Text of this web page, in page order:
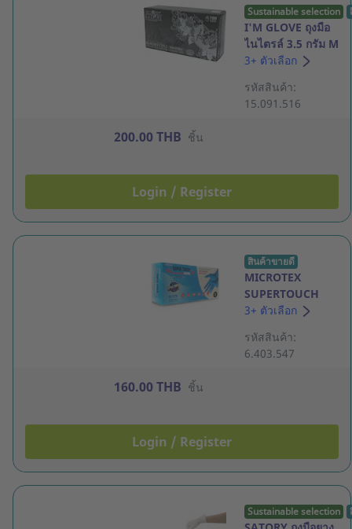
Sustainable selection
I'M GLOVE ถุงมือ
ไนไตรล์ 3.5 กรัม M
สีดำ กล่อง 100 ชิ้น
3+ ตัวเลือก
รหัสสินค้า:
15.091.516
200.00 THB ชิ้น
Login / Register
สินค้าขายดี
MICROTEX
SUPERTOUCH
ถุงมือไนไตรล์ 6 มิล
ชิ้น
3+ ตัวเลือก
รหัสสินค้า:
6.403.547
160.00 THB ชิ้น
Login / Register
Sustainable selection